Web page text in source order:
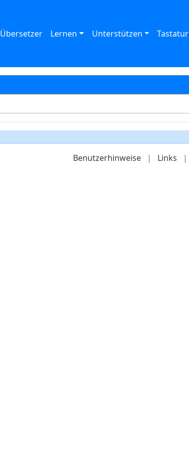
Übersetzer Lernen Unterstützen Tastatur
Benutzerhinweise | Links |